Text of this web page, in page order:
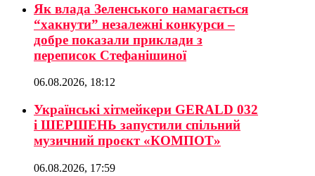
Як влада Зеленського намагається
“хакнути” незалежні конкурси –
добре показали приклади з
переписок Стефанішиної
06.08.2026, 18:12
Українські хітмейкери GERALD 032
і ШЕРШЕНЬ запустили спільний
музичний проєкт «КОМПОТ»
06.08.2026, 17:59